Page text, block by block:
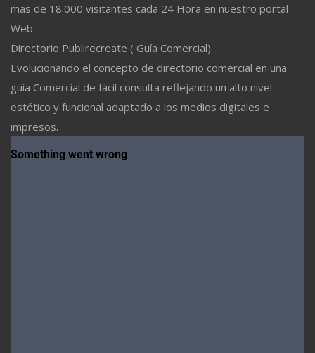
mas de 18.000 visitantes cada 24 Hora en nuestro portal
Web.
Directorio Publirecreate ( Guía Comercial)
Evolucionando el concepto de directorio comercial en una
guía Comercial de fácil consulta reflejando un alto nivel
estético y funcional adaptado a los medios digitales e
impresos.